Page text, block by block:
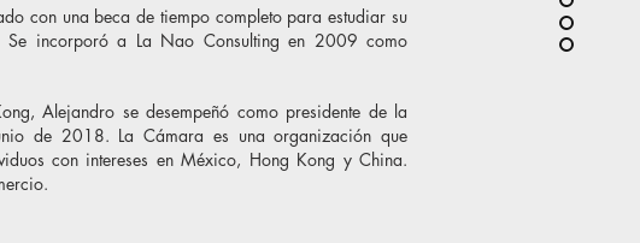
con una beca de tiempo completo para estudiar su
Se incorporó a La Nao Consulting en 2009 como
Alejandro se desempeñó como presidente de la
de 2018. La Cámara es una organización que
con intereses en México, Hong Kong y China.